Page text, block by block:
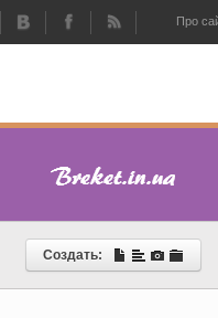
Про
Создать: